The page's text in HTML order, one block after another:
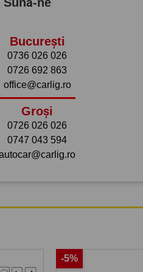
București
0736 026 026
0726 692 863
office@carlig.ro
Groși
0726 026 026
0747 043 594
-5%